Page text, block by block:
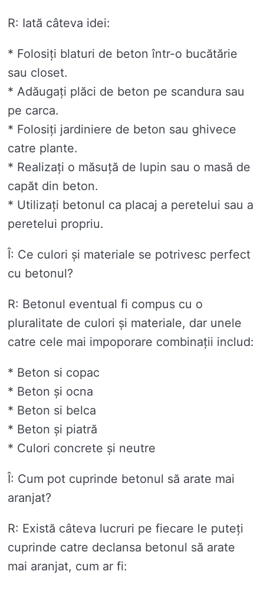
R: Iată câteva idei:
* Folosiți blaturi de beton într-o bucătărie
sau closet.
* Adăugați plăci de beton pe scandura sau
pe carca.
* Folosiți jardiniere de beton sau ghivece
catre plante.
* Realizați o măsuță de lupin sau o masă de
capăt din beton.
* Utilizați betonul ca placaj a peretelui sau a
peretelui propriu.
Î: Ce culori și materiale se potrivesc perfect
cu betonul?
R: Betonul eventual fi compus cu o
pluralitate de culori și materiale, dar unele
catre cele mai impoporare combinații includ:
* Beton si copac
* Beton și ocna
* Beton si belca
* Beton și piatră
* Culori concrete și neutre
Î: Cum pot cuprinde betonul să arate mai
aranjat?
R: Există câteva lucruri pe fiecare le puteți
cuprinde catre declansa betonul să arate
mai aranjat, cum ar fi: